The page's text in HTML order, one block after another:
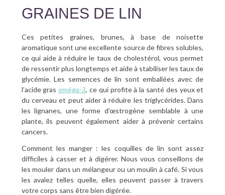
GRAINES DE LIN
Ces petites graines, brunes, à base de noisette
aromatique sont une excellente source de fibres solubles,
ce qui aide à réduire le taux de cholestérol, vous permet
de ressentir plus longtemps et aide à stabiliser les taux de
glycémie. Les semences de lin sont emballées avec de
l’acide grasoméga-3, ce qui profite à la santé des yeux et
du cerveau et peut aider à réduire les triglycérides. Dans
les lignanes, une forme d’œstrogène semblable à une
plante, ils peuvent également aider à prévenir certains
cancers.
Comment les manger : les coquilles de lin sont assez
difficiles à casser et à digérer. Nous vous conseillons de
les mouler dans un mélangeur ou un moulin à café. Si vous
les avalez telles quelle, elles peuvent passer à travers
votre corps sans être bien digérée.